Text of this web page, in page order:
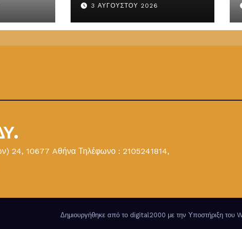
ΕΜΔΥΔΑΣ-ΠΟΜΗΤΕΔΥ
3 ΑΥΓΟΎΣΤΟΥ 2026
24, 10677 Aθήνα Τηλέφωνο : 2105241814,
Δημιουργήθηκε από το digital2000 με την Υποστήριξη του